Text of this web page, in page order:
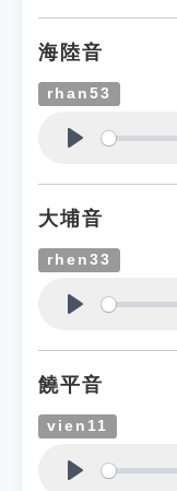
海陸音
rhan53
大埔音
rhen33
饒平音
vien11